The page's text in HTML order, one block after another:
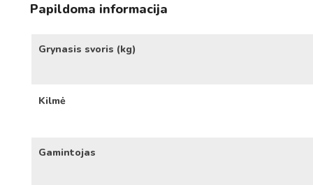
Papildoma informacija
Grynasis svoris (kg)
Kilmė
Gamintojas